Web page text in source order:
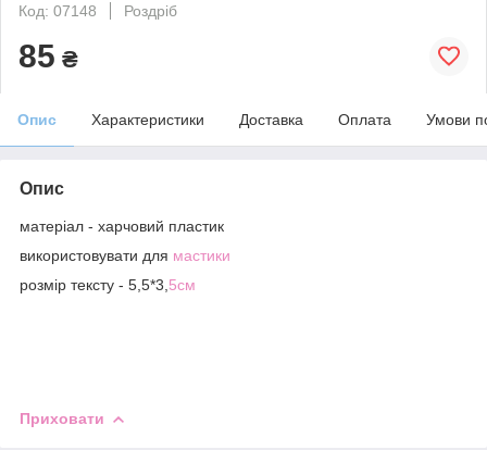
Код: 07148
Роздріб
85 ₴
Опис Характеристики Доставка Оплата Умови
Опис
матеріал - харчовий пластик
використовувати для мастики
розмір тексту - 5,5*3, 5см
Приховати